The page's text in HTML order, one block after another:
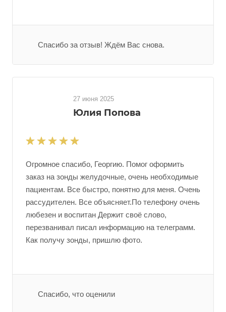
Спасибо за отзыв! Ждём Вас снова.
27 июня 2025
Юлия Попова
Огромное спасибо, Георгию. Помог оформить
заказ на зонды желудочные, очень необходимые
пациентам. Все быстро, понятно для меня. Очень
рассудителен. Все объясняет.По телефону очень
любезен и воспитан Держит своё слово,
перезванивал писал информацию на телеграмм.
Как получу зонды, пришлю фото.
Спасибо, что оценили